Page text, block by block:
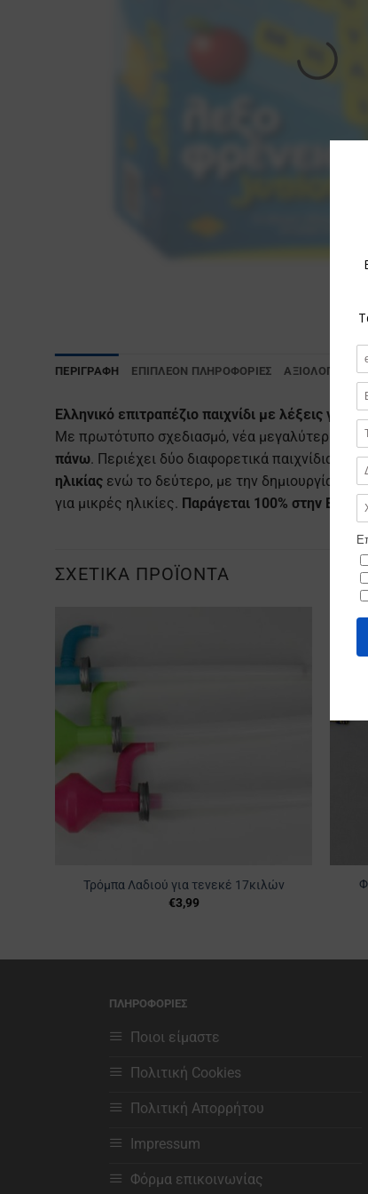
ΠΕΡΙΓΡΑΦΉ ΕΠΙΠΛΈΟΝ ΠΛΗΡΟΦΟΡΊΕΣ ΑΞΙΟΛΟΓΉΣΕΙΣ
Ελληνικό επιτραπέζιο παιχνίδι με λέξεις για
Με πρωτότυπο σχεδιασμό, νέα μεγαλύτερη
πάνω. Περιέχει δύο διαφορετικά παιχνίδια,
ηλικίας ενώ το δεύτερο, με την δημιουργία
για μικρές ηλικίες. Παράγεται 100% στην
ΣΧΕΤΙΚΆ ΠΡΟΪΌΝΤΑ
Τρόμπα Λαδιού για τενεκέ 17κιλών
€3,99
ΠΛΗΡΟΦΟΡΙΕΣ
Ποιοι είμαστε
Πολιτική Cookies
Πολιτική Απορρήτου
Impressum
Φόρμα επικοινωνίας